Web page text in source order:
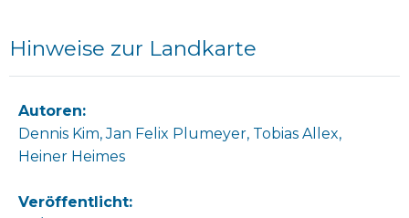
Hinweise zur Landkarte
Autoren:
Dennis Kim, Jan Felix Plumeyer, Tobias Allex,
Heiner Heimes
Veröffentlicht: